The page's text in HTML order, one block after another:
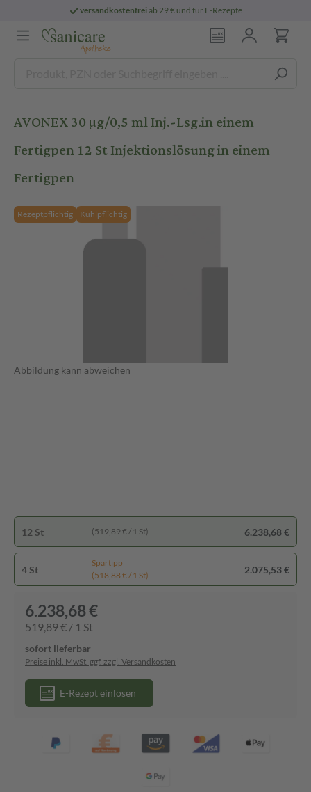
versandkostenfreiab 29 € und für E-Rezepte
AVONEX 30 µg/0,5 ml Inj.-Lsg.in einem
Fertigpen 12 St Injektionslösung in einem
Fertigpen
Rezeptpflichtig Kühlpflichtig
Abbildung kann abweichen
12 St (519,89 € / 1 St) 6.238,68 €
4 St
Spartipp
(518,88 € / 1 St)
2.075,53 €
6.238,68 €
519,89 € / 1 St
sofort lieferbar
Preise inkl. MwSt. ggf. zzgl. Versandkosten
E-Rezept einlösen